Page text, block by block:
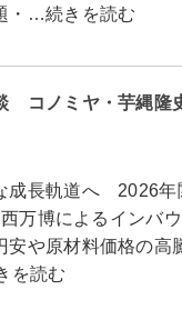
・…続きを読む
コノミヤ・芋縄隆
長軌道へ 2026年
博によるインバ
や原材料価格の高
を読む